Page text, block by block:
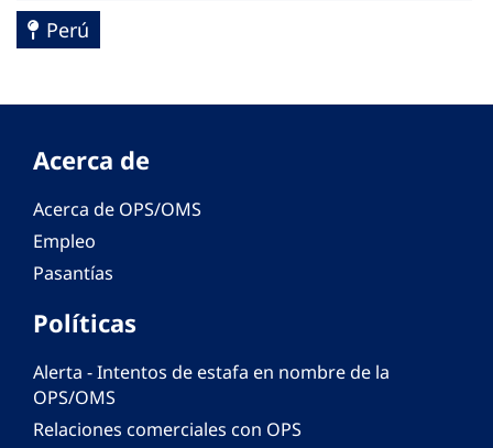
Perú
Acerca de
Acerca de OPS/OMS
Empleo
Pasantías
Políticas
Alerta - Intentos de estafa en nombre de la
OPS/OMS
Relaciones comerciales con OPS